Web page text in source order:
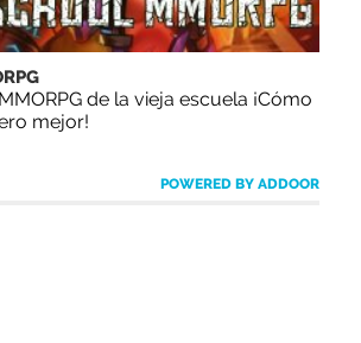
de la vieja escuela ¡Cómo
mejor!
POWERED BY ADDOOR